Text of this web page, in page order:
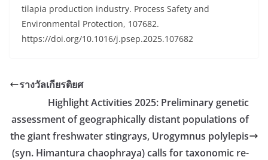
tilapia production industry. Process Safety and
Environmental Protection, 107682.
https://doi.org/10.1016/j.psep.2025.107682
รางวัลเกียรติยศ
Highlight Activities 2025: Preliminary genetic
assessment of geographically distant populations of
the giant freshwater stingrays, Urogymnus polylepis
(syn. Himantura chaophraya) calls for taxonomic re-